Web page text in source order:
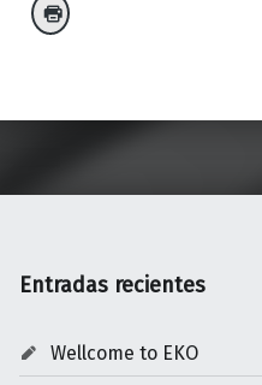
Entradas recientes
Wellcome to EKO